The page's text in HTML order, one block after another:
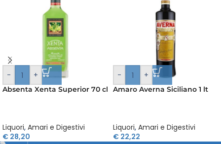
- +
Absenta Xenta Superior 70 cl
Liquori, Amari e Digestivi
€ 28,20
- +
Amaro Averna Siciliano 1 lt
Liquori, Amari e Digestivi
€ 22,22